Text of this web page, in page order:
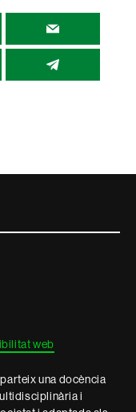
web
una docència
i